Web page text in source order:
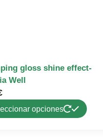
gloss shine effect-
Well
opciones